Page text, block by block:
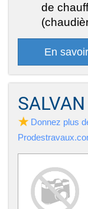
de
En
Donnez plus